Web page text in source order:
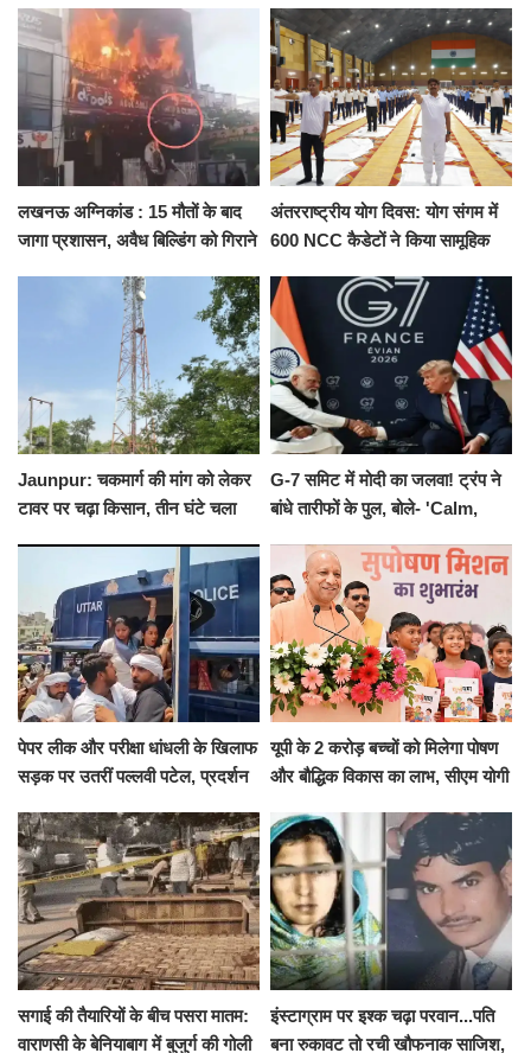
को नहीं...
किराया
लखनऊ अग्निकांड : 15 मौतों के बाद
जागा प्रशासन, अवैध बिल्डिंग को गिराने
अंतरराष्ट्रीय योग दिवस: योग संगम में
600 NCC कैडेटों ने किया सामूहिक
संकल्प
Jaunpur: चकमार्ग की मांग को लेकर
टावर पर चढ़ा किसान, तीन घंटे चला
G-7 समिट में मोदी का जलवा! ट्रंप ने
बांधे तारीफों के पुल, बोले- 'Calm,
पेपर लीक और परीक्षा धांधली के खिलाफ
सड़क पर उतरीं पल्लवी पटेल, प्रदर्शन
यूपी के 2 करोड़ बच्चों को मिलेगा पोषण
और बौद्धिक विकास का लाभ, सीएम योगी
सगाई की तैयारियों के बीच पसरा मातम:
वाराणसी के बेनियाबाग में बुजुर्ग की गोली
इंस्टाग्राम पर इश्क चढ़ा परवान...पति
बना रुकावट तो रची खौफनाक साजिश,